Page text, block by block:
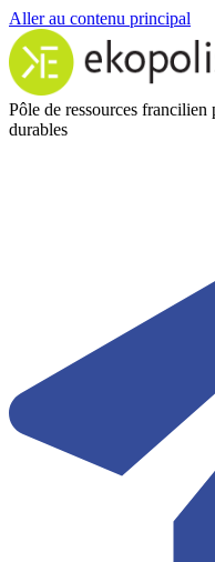
Aller au contenu principal
Pôle de ressources
durables